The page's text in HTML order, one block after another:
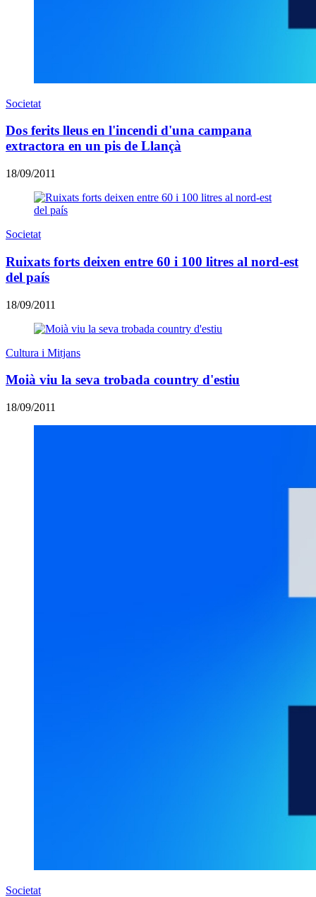
Societat
Dos ferits lleus en l'incendi d'una campana
extractora en un pis de Llançà
18/09/2011
Societat
Ruixats forts deixen entre 60 i 100 litres al nord-est
del país
18/09/2011
Cultura i Mitjans
Moià viu la seva trobada country d'estiu
18/09/2011
Societat